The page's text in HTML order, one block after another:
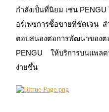
การเซ้งแบบยืดหยุ่นเพื่อ
กำลังเป็นที่นิยม เช่น
อร์เฟซการซื้อขายที่ชัดเจน
ตอบสนองต่อการพัฒนาข
PENGU ให้บริการบนแพลต
ง่ายขึ้น